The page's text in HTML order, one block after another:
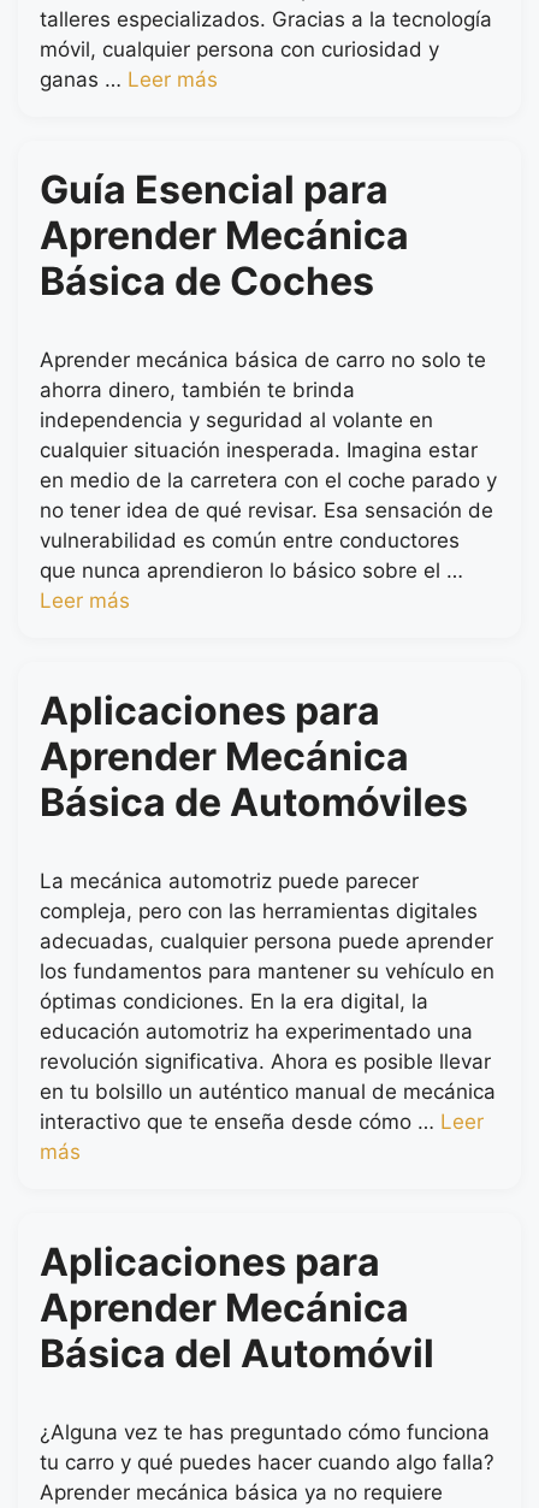
talleres especializados. Gracias a la tecnología
móvil, cualquier persona con curiosidad y
ganas … Leer más
Guía Esencial para
Aprender Mecánica
Básica de Coches
Aprender mecánica básica de carro no solo te
ahorra dinero, también te brinda
independencia y seguridad al volante en
cualquier situación inesperada. Imagina estar
en medio de la carretera con el coche parado y
no tener idea de qué revisar. Esa sensación de
vulnerabilidad es común entre conductores
que nunca aprendieron lo básico sobre el …
Leer más
Aplicaciones para
Aprender Mecánica
Básica de Automóviles
La mecánica automotriz puede parecer
compleja, pero con las herramientas digitales
adecuadas, cualquier persona puede aprender
los fundamentos para mantener su vehículo en
óptimas condiciones. En la era digital, la
educación automotriz ha experimentado una
revolución significativa. Ahora es posible llevar
en tu bolsillo un auténtico manual de mecánica
interactivo que te enseña desde cómo … Leer
más
Aplicaciones para
Aprender Mecánica
Básica del Automóvil
¿Alguna vez te has preguntado cómo funciona
tu carro y qué puedes hacer cuando algo falla?
Aprender mecánica básica ya no requiere